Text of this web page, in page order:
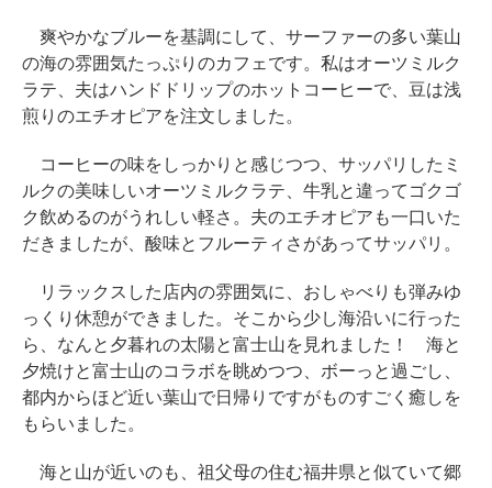
爽やかなブルーを基調にして、サーファーの多い葉山
の海の雰囲気たっぷりのカフェです。私はオーツミルク
ラテ、夫はハンドドリップのホットコーヒーで、豆は浅
煎りのエチオピアを注文しました。
コーヒーの味をしっかりと感じつつ、サッパリしたミ
ルクの美味しいオーツミルクラテ、牛乳と違ってゴクゴ
ク飲めるのがうれしい軽さ。夫のエチオピアも一口いた
だきましたが、酸味とフルーティさがあってサッパリ。
リラックスした店内の雰囲気に、おしゃべりも弾みゆ
っくり休憩ができました。そこから少し海沿いに行った
ら、なんと夕暮れの太陽と富士山を見れました！ 海と
夕焼けと富士山のコラボを眺めつつ、ボーっと過ごし、
都内からほど近い葉山で日帰りですがものすごく癒しを
もらいました。
海と山が近いのも、祖父母の住む福井県と似ていて郷